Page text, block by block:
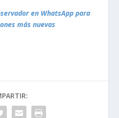
en WhatsApp para
más nuevas